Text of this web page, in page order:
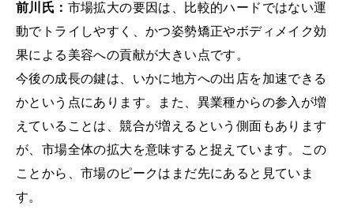
前川氏： 市場拡大の要因は、比較的ハードではない運
動でトライしやすく、かつ姿勢矯正やボディメイク効
果による美容への貢献が大きい点です。
今後の成長の鍵は、いかに地方への出店を加速できる
かという点にあります。また、異業種からの参入が増
えていることは、競合が増えるという側面もあります
が、市場全体の拡大を意味すると捉えています。この
ことから、市場のピークはまだ先にあると見ていま
す。